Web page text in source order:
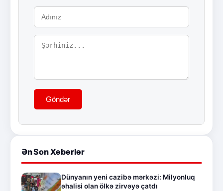
Göndər
Ən Son Xəbərlər
Dünyanın yeni cazibə mərkəzi: Milyonluq
əhalisi olan ölkə zirvəyə çatdı